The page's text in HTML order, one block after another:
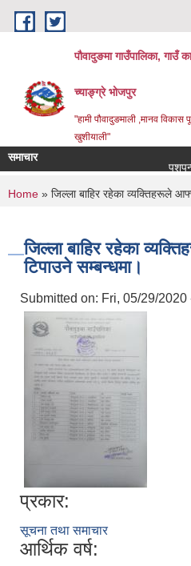
Skip to main content
पौवादुङमा गाउँपालिका, गाउँ
च्याङ्ग्रे भोजपुर
"हामी पौवादुङमाली ,मानव विकास
खुशीयाली"
समाचार
पशुपन्छी
You are here
Home » जिल्ला बाहिर रहेका व्यक्तिहरूले
जिल्ला बाहिर रहेका
टिपाउने सम्बन्धमा।
Submitted on: Fri, 05/29/2020
प्रकार:
सूचना तथा समाचार
आर्थिक वर्ष: